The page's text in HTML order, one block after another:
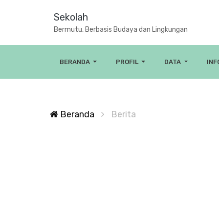
Sekolah
Bermutu, Berbasis Budaya dan Lingkungan
BERANDA PROFIL DATA
Beranda Berita